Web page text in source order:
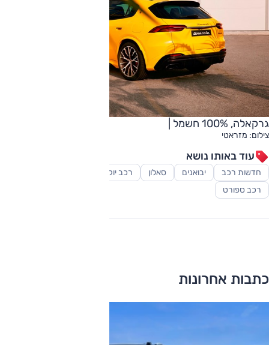
גרקאלה, 100% חשמל |
צילום: מזראטי
עוד באותו נושא
חדשות רכב יבואנים סאלון רכב יוקרה
רכב ספורט
כתבות אחרונות